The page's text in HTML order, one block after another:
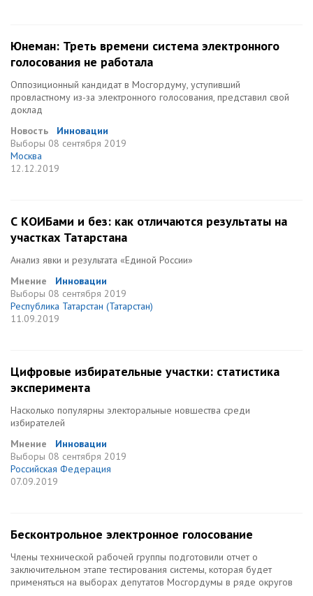
Юнеман: Треть времени система электронного
голосования не работала
Оппозиционный кандидат в Мосгордуму, уступивший
провластному из-за электронного голосования, представил свой
доклад
Новость
Инновации
Выборы 08 сентября 2019
Москва
12.12.2019
С КОИБами и без: как отличаются результаты на
участках Татарстана
Анализ явки и результата «Единой России»
Мнение
Инновации
Выборы 08 сентября 2019
Республика Татарстан (Татарстан)
11.09.2019
Цифровые избирательные участки: статистика
эксперимента
Насколько популярны электоральные новшества среди
избирателей
Мнение
Инновации
Выборы 08 сентября 2019
Российская Федерация
07.09.2019
Бесконтрольное электронное голосование
Члены технической рабочей группы подготовили отчет о
заключительном этапе тестирования системы, которая будет
применяться на выборах депутатов Мосгордумы в ряде округов